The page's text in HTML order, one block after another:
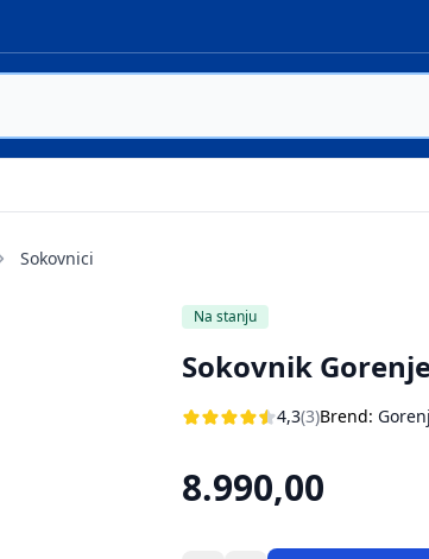
Sokovnici
Na stanju
Sokovnik Gorenje
4,3(3)Brend:
8.990,00